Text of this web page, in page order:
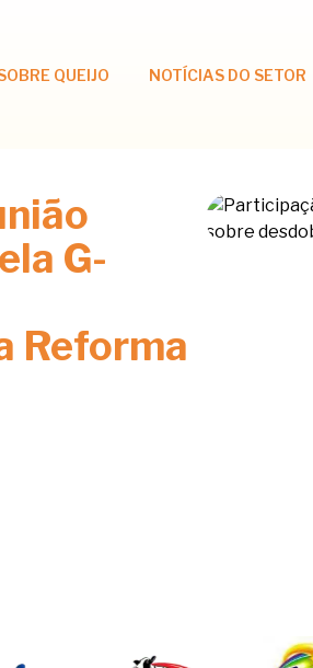
QUEIJO NOTÍCIAS DO SETOR
G-
Reforma